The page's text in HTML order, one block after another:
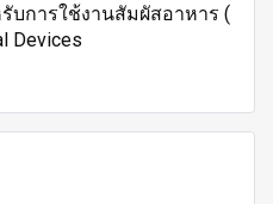
รับการใช้งานสัมผัสอาหาร (
Devices